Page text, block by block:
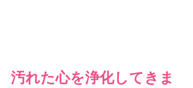
汚れた心を浄化してきま